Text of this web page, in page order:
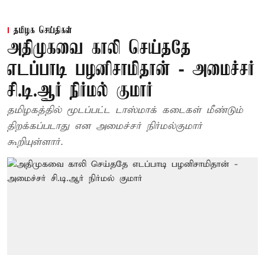
தமிழக செய்திகள்
அதிமுகவை காலி செய்ததே
எடப்பாடி பழனிசாமிதான் - அமைச்சர்
சி.டி.ஆர் நிர்மல் குமார்
தமிழகத்தில் மூடப்பட்ட டாஸ்மாக் கடைகள் மீண்டும்
திறக்கப்படாது என அமைச்சர் நிர்மல்குமார்
கூறியுள்ளார்.